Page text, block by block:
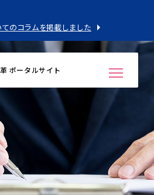
のコラムを掲載しました
ポータルサイト